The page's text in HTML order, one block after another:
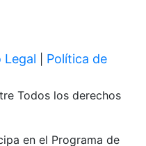
Legal
Política de
Todos los derechos
en el Programa de